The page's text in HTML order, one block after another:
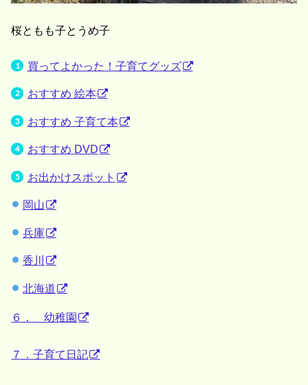
桜ともも子とうめ子
買ってよかった！子育てグッズ
おすすめ 絵本
おすすめ 子育て本
おすすめ DVD
お出かけスポット
岡山
兵庫
香川
北海道
６． 幼稚園
７．子育て日記